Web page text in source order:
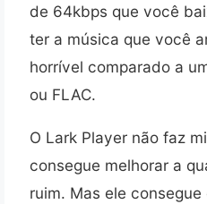
de 64kbps que você
ter a música que você
horrível comparado a
ou FLAC.
O Lark Player não faz
consegue melhorar a
ruim. Mas ele